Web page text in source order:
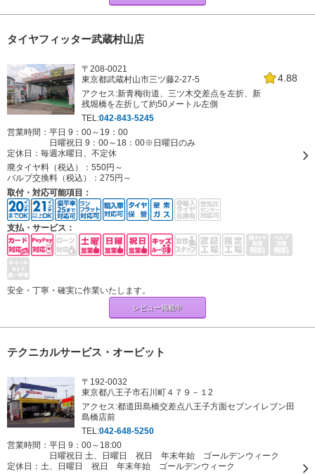
タイヤフィッター武蔵村山店
4.88
〒208-0021
東京都武蔵村山市三ツ藤2-27-5
アクセス:新青梅街道、三ツ木交差点を左折、新
残堀橋を左折して約50メートル左側
TEL:042-843-5245
営業時間：平日 9：00～19：00
日曜祝日 9：00～18：00※日曜日のみ
定休日： 毎週水曜日、不定休
廃タイヤ料（税込）： 550円～
バルブ交換料（税込）： 275円～
取付・対応可能項目：
支払・サービス：
安全・丁寧・確実に作業いたします。
レビュー掲載中
テクニカルサービス・オービット
〒192-0032
東京都八王子市石川町４７９－１2
アクセス:都道田島橋交差点八王子方面セブンイレブン田
島橋店前
TEL:042-648-5250
営業時間：平日 9：00～18:00
日曜祝日 土、日曜日 祝日 年末年始 ゴールデンウィーク
定休日： 土、日曜日 祝日 年末年始 ゴールデンウィーク